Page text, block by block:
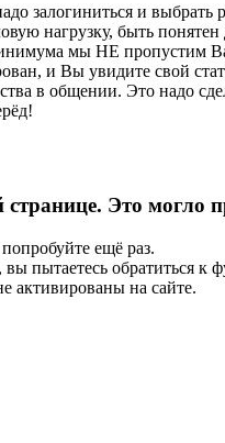
залогиниться и
нагрузку, быть
мы НЕ пропустим
и Вы увидите свой
в общении. Это надо
Это могло
ещё раз.
пытаетесь обратиться
активированы на сайте.